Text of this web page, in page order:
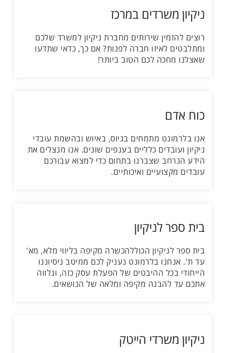
ניקיון משרדים במרכז
רוצים להזמין שירותים מחברת ניקיון למשרד שלכם
ומתלבטים לאיזו חברה לפנות? אם כך, כדאי שתדעו
שאצלנו מחכה לכם הטוב ביותר!
כוח אדם
אנו בלרמונט מתמחים בגיוס, באיוש ובהשמת עובדי
ניקיון ועובדים כלליים בענפים שונים. אנו מנצלים את
הידע הנרחב שצברנו בתחום כדי למצוא עבורכם
עובדים מקצועיים ואיכותיים.
בית ספר לניקיון
בית ספר לניקיון הכוללהכשרה מקיפה בליווי מלא, מא'
עד ת'. אנחנו בלרמונט נעניק לכם ממיטב ניסיוננו
הייחודי בכל ההיבטים של הפעלת עסק כזה, ונלווה
אתכם עד להבנה מקיפה ומלאה של הנושאים.
ניקיון משרדי הייטק